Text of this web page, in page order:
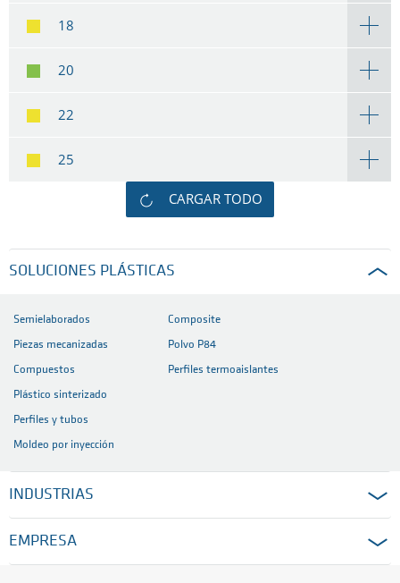
18
20
22
25
CARGAR TODO
SOLUCIONES PLÁSTICAS
Semielaborados
Piezas mecanizadas
Compuestos
Plástico sinterizado
Perfiles y tubos
Moldeo por inyección
Composite
Polvo P84
Perfiles termoaislantes
INDUSTRIAS
EMPRESA